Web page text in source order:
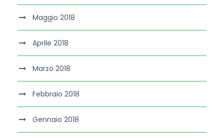
Maggio 2018
Aprile 2018
Marzo 2018
Febbraio 2018
Gennaio 2018